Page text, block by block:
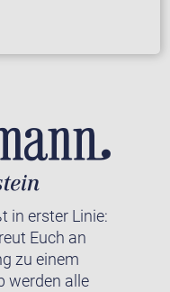
in erster Linie:
Euch an
zu einem
werden alle